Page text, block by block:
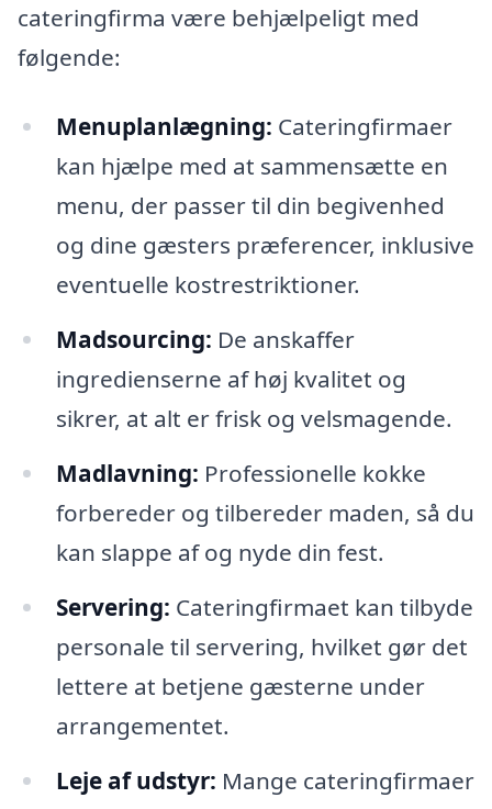
cateringfirma være behjælpeligt med
følgende:
Menuplanlægning: Cateringfirmaer
kan hjælpe med at sammensætte en
menu, der passer til din begivenhed
og dine gæsters præferencer, inklusive
eventuelle kostrestriktioner.
Madsourcing: De anskaffer
ingredienserne af høj kvalitet og
sikrer, at alt er frisk og velsmagende.
Madlavning: Professionelle kokke
forbereder og tilbereder maden, så du
kan slappe af og nyde din fest.
Servering: Cateringfirmaet kan tilbyde
personale til servering, hvilket gør det
lettere at betjene gæsterne under
arrangementet.
Leje af udstyr: Mange cateringfirmaer